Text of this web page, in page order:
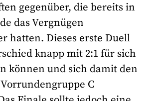
gegenüber, die bereits in
das Vergnügen
hatten. Dieses erste Duell
knapp mit 2:1 für sich
können und sich damit den
C